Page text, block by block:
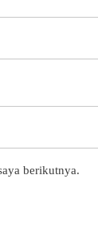
berikutnya.